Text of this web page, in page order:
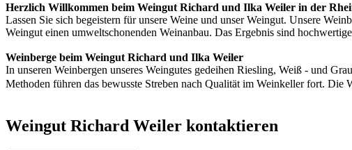
Herzlich Willkommen beim Weingut Richard und Ilka Weiler in der
Lassen Sie sich begeistern für unsere Weine und unser Weingut. Unsere
Weingut einen umweltschonenden Weinanbau. Das Ergebnis sind
Weinberge beim Weingut Richard und Ilka Weiler
In unseren Weinbergen unseres Weingutes gedeihen Riesling, Weiß - und
Methoden führen das bewusste Streben nach Qualität im Weinkeller fort. Die
Weingut Richard Weiler kontaktieren